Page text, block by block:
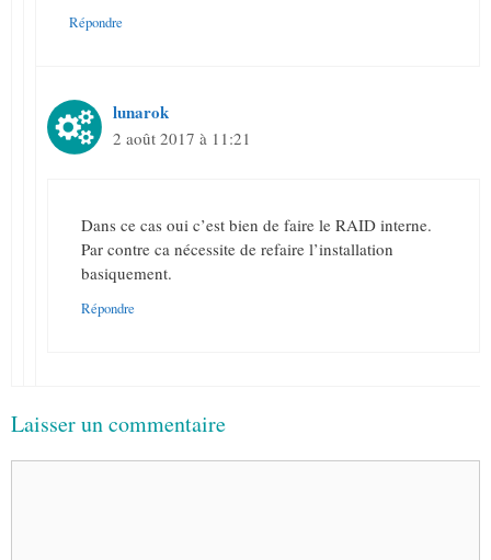
Répondre
lunarok
2 août 2017 à 11:21
Dans ce cas oui c’est bien de faire le RAID interne.
Par contre ca nécessite de refaire l’installation
basiquement.
Répondre
Laisser un commentaire